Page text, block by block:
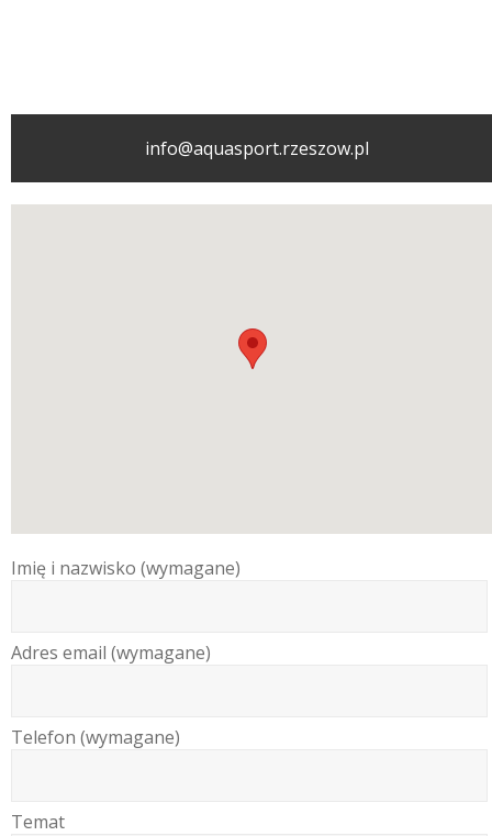
info@aquasport.rzeszow.pl
Imię i nazwisko (wymagane)
Adres email (wymagane)
Telefon (wymagane)
Temat